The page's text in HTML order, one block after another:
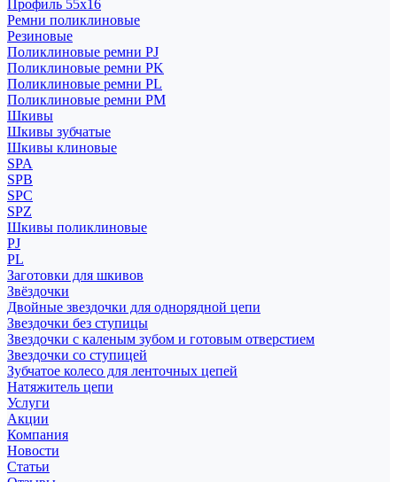
Профиль 55x16
Ремни поликлиновые
Резиновые
Поликлиновые ремни PJ
Поликлиновые ремни PK
Поликлиновые ремни PL
Поликлиновые ремни PM
Шкивы
Шкивы зубчатые
Шкивы клиновые
SPA
SPB
SPC
SPZ
Шкивы поликлиновые
PJ
PL
Заготовки для шкивов
Звёздочки
Двойные звездочки для однорядной цепи
Звездочки без ступицы
Звездочки с каленым зубом и готовым отверстием
Звездочки со ступицей
Зубчатое колесо для ленточных цепей
Натяжитель цепи
Услуги
Акции
Компания
Новости
Статьи